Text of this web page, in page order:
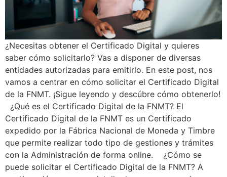
¿Necesitas obtener el Certificado Digital y quieres
saber cómo solicitarlo? Vas a disponer de diversas
entidades autorizadas para emitirlo. En este post, nos
vamos a centrar en cómo solicitar el Certificado Digital
de la FNMT. ¡Sigue leyendo y descúbre cómo obtenerlo!
¿Qué es el Certificado Digital de la FNMT? El
Certificado Digital de la FNMT es un Certificado
expedido por la Fábrica Nacional de Moneda y Timbre
que permite realizar todo tipo de gestiones y trámites
con la Administración de forma online. ¿Cómo se
puede solicitar el Certificado Digital de la FNMT? A